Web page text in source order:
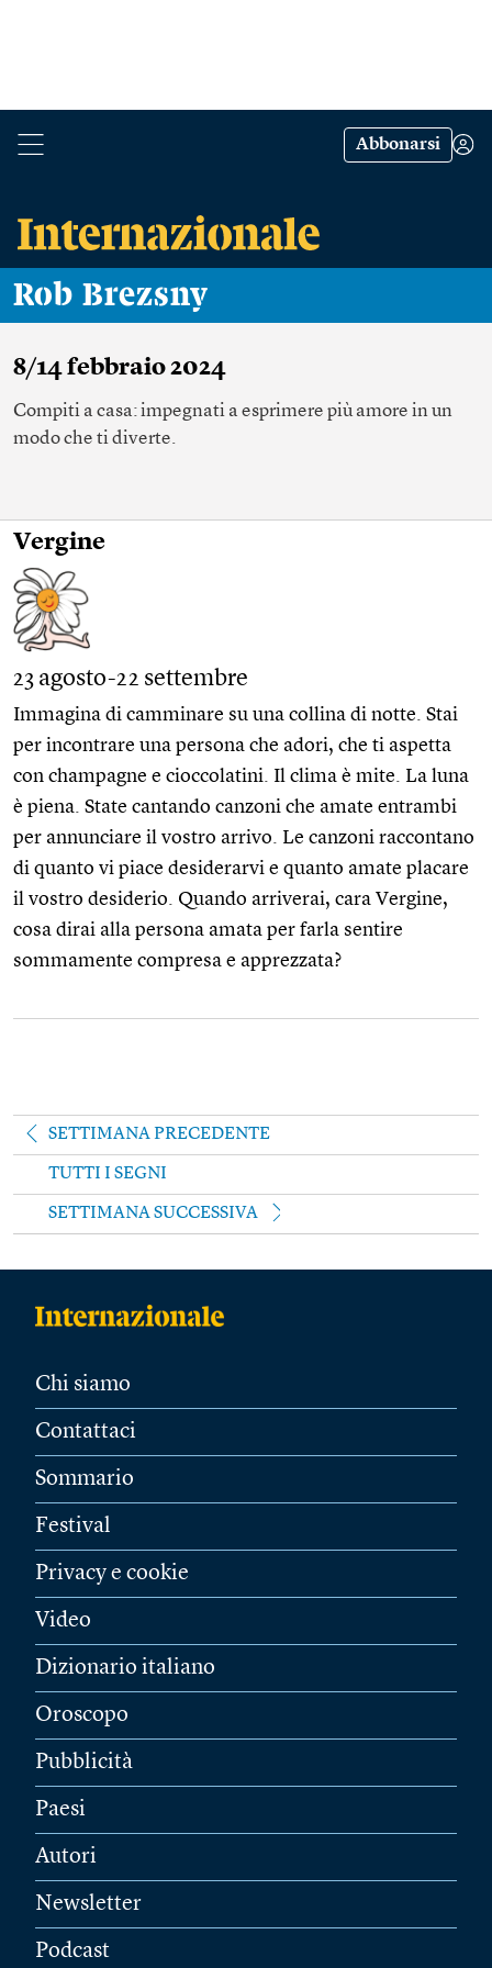
Abbonarsi
Rob Brezsny
8/14 febbraio 2024
Compiti a casa: impegnati a esprimere più amore in un
modo che ti diverte.
Vergine
23 agosto-22 settembre
Immagina di camminare su una collina di notte. Stai
per incontrare una persona che adori, che ti aspetta
con champagne e cioccolatini. Il clima è mite. La luna
è piena. State cantando canzoni che amate entrambi
per annunciare il vostro arrivo. Le canzoni raccontano
di quanto vi piace desiderarvi e quanto amate placare
il vostro desiderio. Quando arriverai, cara Vergine,
cosa dirai alla persona amata per farla sentire
sommamente compresa e apprezzata?
SETTIMANA PRECEDENTE
TUTTI I SEGNI
SETTIMANA SUCCESSIVA
Chi siamo
Contattaci
Sommario
Festival
Privacy e cookie
Video
Dizionario italiano
Oroscopo
Pubblicità
Paesi
Autori
Newsletter
Podcast